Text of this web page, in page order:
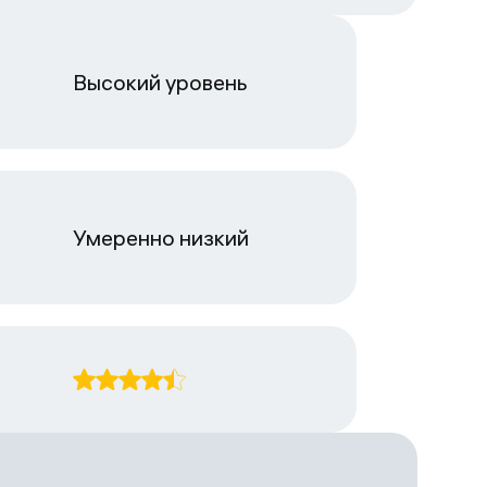
Высокий уровень
Умеренно низкий